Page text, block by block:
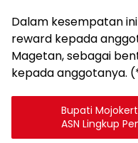
Dalam kesempatan
reward kepada
Magetan, sebagai
kepada anggotanya.
Bupati
ASN Lingkup